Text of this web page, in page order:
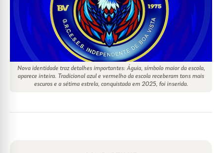
Nova identidade traz detalhes importantes: Águia, símbolo maior da escola,
aparece inteira. Tradicional azul e vermelho da escola receberam tons mais
escuros e a sétima estrela, conquistada em 2025, foi inserida.